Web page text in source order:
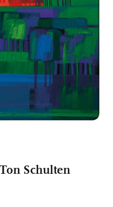
Schulten